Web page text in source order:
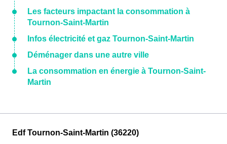
Les facteurs impactant la consommation à
Tournon-Saint-Martin
Infos électricité et gaz Tournon-Saint-Martin
Déménager dans une autre ville
La consommation en énergie à Tournon-Saint-
Martin
Edf Tournon-Saint-Martin (36220)